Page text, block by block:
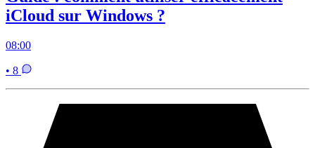
iCloud sur Windows ?
08:00
• 8